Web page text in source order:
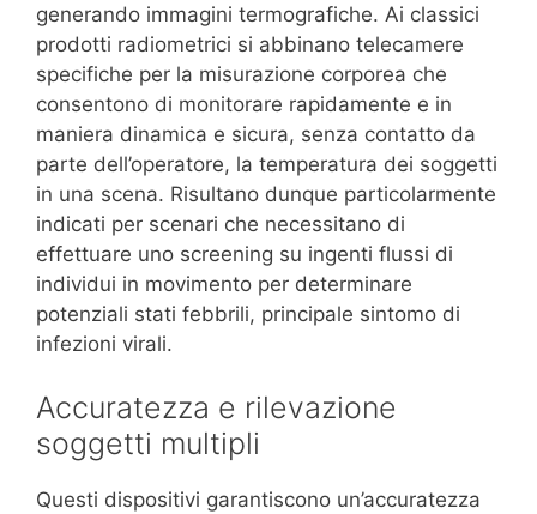
generando immagini termografiche. Ai classici
prodotti radiometrici si abbinano telecamere
specifiche per la misurazione corporea che
consentono di monitorare rapidamente e in
maniera dinamica e sicura, senza contatto da
parte dell’operatore, la temperatura dei soggetti
in una scena. Risultano dunque particolarmente
indicati per scenari che necessitano di
effettuare uno screening su ingenti flussi di
individui in movimento per determinare
potenziali stati febbrili, principale sintomo di
infezioni virali.
Accuratezza e rilevazione
soggetti multipli
Questi dispositivi garantiscono un’accuratezza